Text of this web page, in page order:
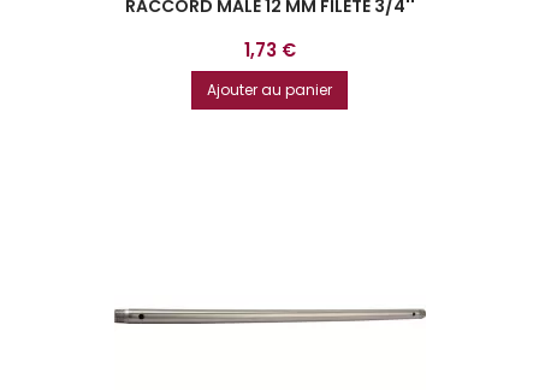
RACCORD MALE 12 MM FILETE 3/4''
Prix
1,73 €
Ajouter au panier